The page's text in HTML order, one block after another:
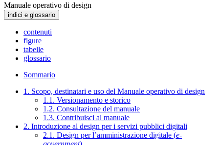
Manuale operativo di design
indici e glossario
contenuti
figure
tabelle
glossario
Sommario
1. Scopo, destinatari e uso del Manuale operativo di design
1.1. Versionamento e storico
1.2. Consultazione del manuale
1.3. Contribuisci al manuale
2. Introduzione al design per i servizi pubblici digitali
2.1. Design per l’amministrazione digitale (e-